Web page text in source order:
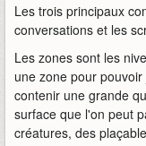
Les trois principaux
conversations et les
Les zones sont les
une zone pour
contenir une grande
surface que l'on peut
créatures, des